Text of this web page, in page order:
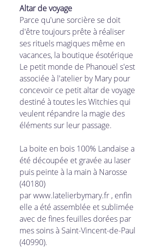
Altar de voyage
Parce qu'une sorcière se doit
d'être toujours prête à réaliser
ses rituels magiques même en
vacances, la boutique ésotérique
Le petit monde de Phanouël s'est
associée à l'atelier by Mary pour
concevoir ce petit altar de voyage
destiné à toutes les Witchies qui
veulent répandre la magie des
éléments sur leur passage.
La boite en bois 100% Landaise a
été découpée et gravée au laser
puis peinte à la main à Narosse
(40180)
par www.latelierbymary.fr , enfin
elle a été assemblée et sublimée
avec de fines feuilles dorées par
mes soins à Saint-Vincent-de-Paul
(40990).